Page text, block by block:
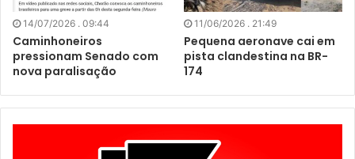
14/07/2026 . 09:44
Caminhoneiros
pressionam Senado com
nova paralisação
11/06/2026 . 21:49
Pequena aeronave cai em
pista clandestina na BR-
174